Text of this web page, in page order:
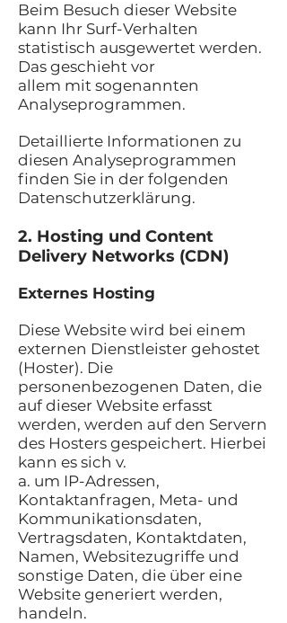
Beim Besuch dieser Website
kann Ihr Surf-Verhalten
statistisch ausgewertet werden.
Das geschieht vor
allem mit sogenannten
Analyseprogrammen.
Detaillierte Informationen zu
diesen Analyseprogrammen
finden Sie in der folgenden
Datenschutzerklärung.
2. Hosting und Content
Delivery Networks (CDN)
Externes Hosting
Diese Website wird bei einem
externen Dienstleister gehostet
(Hoster). Die
personenbezogenen Daten, die
auf dieser Website erfasst
werden, werden auf den Servern
des Hosters gespeichert. Hierbei
kann es sich v.
a. um IP-Adressen,
Kontaktanfragen, Meta- und
Kommunikationsdaten,
Vertragsdaten, Kontaktdaten,
Namen, Websitezugriffe und
sonstige Daten, die über eine
Website generiert werden,
handeln.